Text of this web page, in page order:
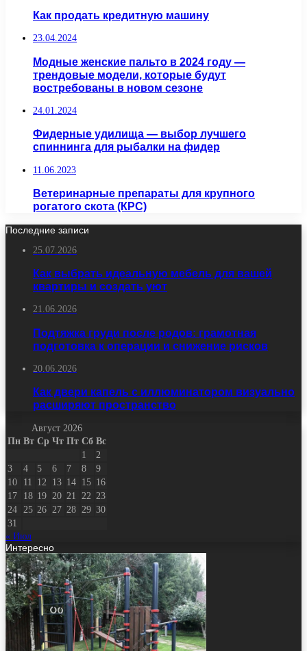
Как продать кредитную машину
23.04.2024
Модные женские пальто в 2024 году —
трендовые модели, которые будут
востребованы в новом сезоне
24.01.2024
Фидерные удилища — выбор лучшего
спиннинга для рыбалки на фидер
11.06.2023
Ветеринарные препараты для крупного
рогатого скота (КРС)
Последние записи
25.07.2026
Как выбрать идеальную мебель для вашей
квартиры и создать уют
21.06.2026
Подтяжка груди после родов: грамотная
подготовка к операции и снижение рисков
20.06.2026
Как двери капель с иллюминатором визуально
расширяют пространство
Август 2026
Пн Вт Ср Чт Пт Сб Вс
1
2
3
4 5 6 7 8
9
10
11 12 13 14 15 16
17
18 19 20 21 22 23
24
25 26 27 28 29 30
31
« Июл
Интересно